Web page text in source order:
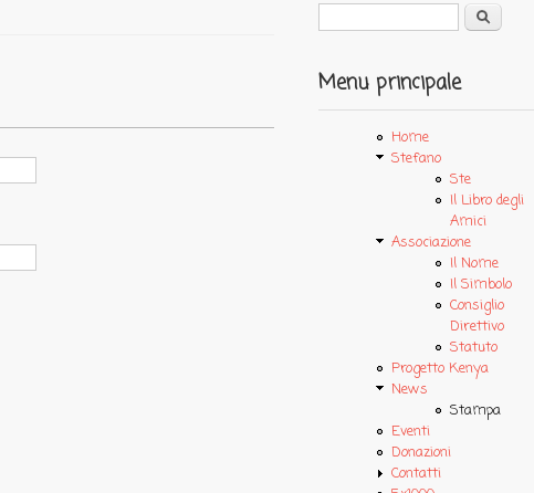
Form di ricerca
Cerca
Menu principale
Home
Stefano
Ste
Il Libro degli
Amici
Associazione
Il Nome
Il Simbolo
Consiglio
Direttivo
Statuto
Progetto Kenya
News
Stampa
Eventi
Donazioni
Contatti